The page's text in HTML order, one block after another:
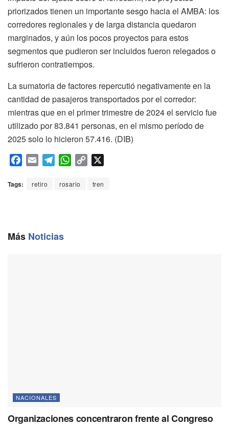
priorizados tienen un importante sesgo hacia el AMBA: los
corredores regionales y de larga distancia quedaron
marginados, y aún los pocos proyectos para estos
segmentos que pudieron ser incluidos fueron relegados o
sufrieron contratiempos.
La sumatoria de factores repercutió negativamente en la
cantidad de pasajeros transportados por el corredor:
mientras que en el primer trimestre de 2024 el servicio fue
utilizado por 83.841 personas, en el mismo período de
2025 solo lo hicieron 57.416. (DIB)
c
o
a
a
W
a
Tags: retiro rosario tren
Más Noticias
NACIONALES
Organizaciones concentraron frente al Congreso